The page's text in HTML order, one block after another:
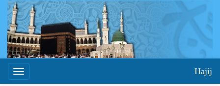
Toggle
Hajij